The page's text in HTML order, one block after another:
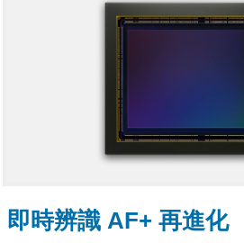
即時辨識 AF+ 再進化